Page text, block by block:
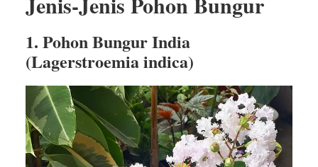
1. Pohon Bungur India
(Lagerstroemia indica)